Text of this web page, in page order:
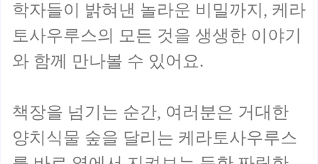
학자들이 밝혀낸 놀라운 비밀까지, 케라
토사우루스의 모든 것을 생생한 이야기
와 함께 만나볼 수 있어요.
책장을 넘기는 순간, 여러분은 거대한
양치식물 숲을 달리는 케라토사우루스